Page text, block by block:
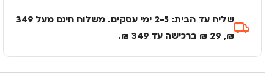
שליח עד הבית: 2-5 ימי עסקים. משלוח חינם מעל 349
₪, 29 ₪ ברכישה עד 349 ₪.